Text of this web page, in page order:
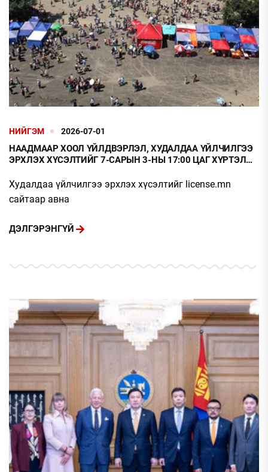
НИЙГЭМ 2026-07-01
НААДМААР ХООЛ ҮЙЛДВЭРЛЭЛ, ХУДАЛДАА ҮЙЛЧИЛГЭЭ
ЭРХЛЭХ ХҮСЭЛТИЙГ 7-САРЫН 3-НЫ 17:00 ЦАГ ХҮРТЭЛ
Худалдаа үйлчилгээ эрхлэх хүсэлтийг license.mn
сайтаар авна
ДЭЛГЭРЭНГҮЙ